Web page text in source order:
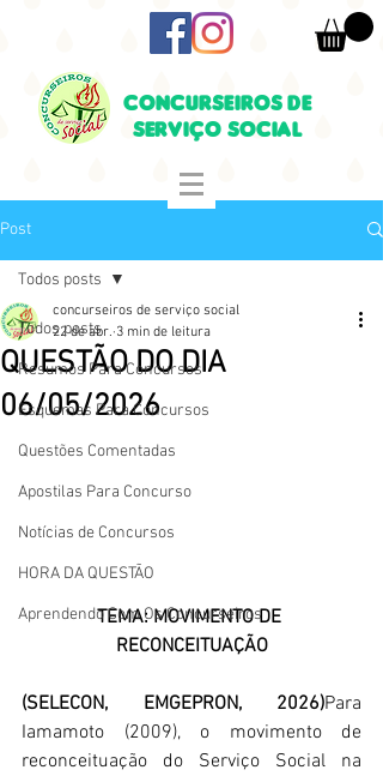
CONCURSEIROS DE
SERVIÇO SOCIAL
Post
Todos posts
Resumos Para Concursos
Esquemas Para Concursos
Questões Comentadas
Apostilas Para Concurso
Notícias de Concursos
HORA DA QUESTÃO
Aprendendo Com Os Concurseiros
Todos posts
QUESTÃO DO DIA
06/05/2026
concurseiros de serviço social
22 de abr. 3 min de leitura
TEMA: MOVIMENTO DE
RECONCEITUAÇÃO
(SELECON, EMGEPRON, 2026)Para
Iamamoto (2009), o movimento de
reconceituação do Serviço Social na